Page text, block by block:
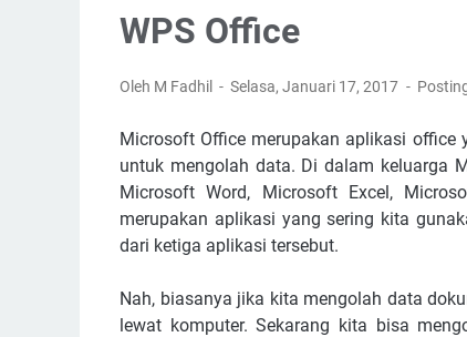
WPS Office
Oleh M Fadhil Selasa, Januari 17, 2017
Microsoft Office merupakan aplikasi office
untuk mengolah data. Di dalam keluarga
Microsoft Word, Microsoft Excel,
merupakan aplikasi yang sering kita
dari ketiga aplikasi tersebut.
Nah, biasanya jika kita mengolah data
lewat komputer. Sekarang kita bisa